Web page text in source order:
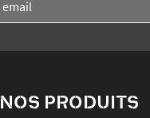
NOS PRODUITS